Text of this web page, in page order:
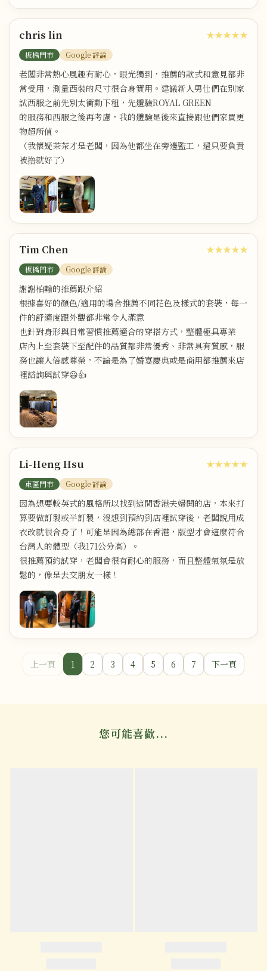
chris lin
板橋門市 Google 評論
★★★★★
老闆非常熱心風趣有耐心，眼光獨到，推薦的款式和意見都非
常受用，測量西裝的尺寸很合身實用。建議新人男仕們在別家
試西服之前先別太衝動下租，先體驗ROYAL GREEN
的服務和西服之後再考慮，我的體驗是後來直接跟他們家買更
物超所值。
（我懷疑茶茶才是老闆，因為他都坐在旁邊監工，還只要負責
被撸就好了）
Tim Chen
板橋門市 Google 評論
★★★★★
謝謝柏翰的推薦跟介紹
根據喜好的顏色/適用的場合推薦不同花色及樣式的套裝，每一
件的舒適度跟外觀都非常令人滿意
也針對身形與日常習慣推薦適合的穿搭方式，整體極具專業
店內上至套裝下至配件的品質都非常優秀、非常具有質感，服
務也讓人倍感尊榮，不論是為了婚宴慶典或是商用都推薦來店
裡諮詢與試穿😃👍
Li-Heng Hsu
東區門市 Google 評論
★★★★★
因為想要較英式的風格所以找到這間香港夫婦開的店，本來打
算要做訂製或半訂製，沒想到預約到店裡試穿後，老闆說用成
衣改就很合身了！可能是因為總部在香港，版型才會這麼符合
台灣人的體型（我171公分高）。
很推薦預約試穿，老闆會很有耐心的服務，而且整體氣氛是放
鬆的，像是去交朋友一樣！
上一頁 1 2 3 4 5 6 7 下一頁
您可能喜歡...